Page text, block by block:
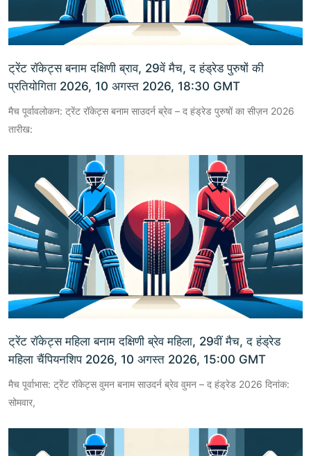
ट्रेंट रॉकेट्स बनाम दक्षिणी ब्राव, 29वें मैच, द हंड्रेड पुरुषों की
प्रतियोगिता 2026, 10 अगस्त 2026, 18:30 GMT
मैच पूर्वावलोकन: ट्रेंट रॉकेट्स बनाम साउदर्न ब्रेव – द हंड्रेड पुरुषों का सीज़न 2026
तारीख:
ट्रेंट रॉकेट्स महिला बनाम दक्षिणी ब्रेव महिला, 29वीं मैच, द हंड्रेड
महिला चैंपियनशिप 2026, 10 अगस्त 2026, 15:00 GMT
मैच पूर्वाभास: ट्रेंट रॉकेट्स वुमन बनाम साउदर्न ब्रेव वुमन – द हंड्रेड 2026 दिनांक:
सोमवार,